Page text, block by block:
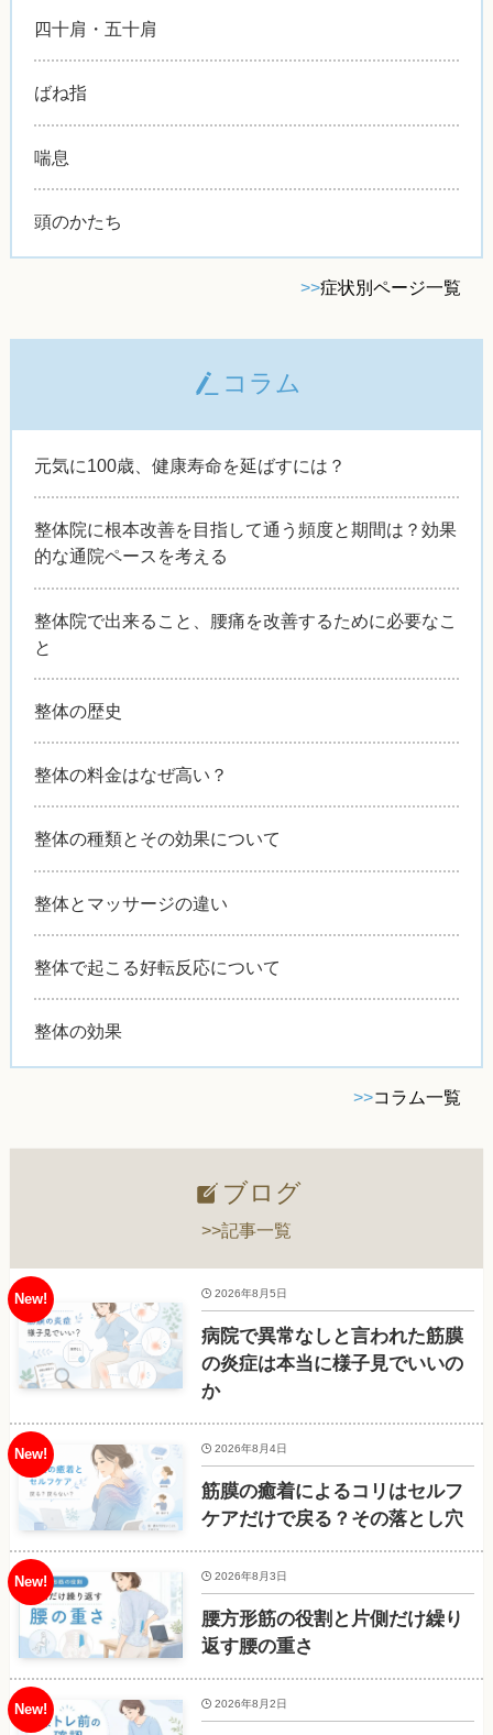
四十肩・五十肩
ばね指
喘息
頭のかたち
>>症状別ページ一覧
コラム
元気に100歳、健康寿命を延ばすには？
整体院に根本改善を目指して通う頻度と期間は？効果
的な通院ペースを考える
整体院で出来ること、腰痛を改善するために必要なこ
と
整体の歴史
整体の料金はなぜ高い？
整体の種類とその効果について
整体とマッサージの違い
整体で起こる好転反応について
整体の効果
>>コラム一覧
ブログ
>>記事一覧
病院で異常なしと言われた筋膜
の炎症は本当に様子見でいいの
か
2026年8月5日
筋膜の癒着によるコリはセルフ
ケアだけで戻る？その落とし穴
2026年8月4日
腰方形筋の役割と片側だけ繰り
返す腰の重さ
2026年8月3日
2026年8月2日